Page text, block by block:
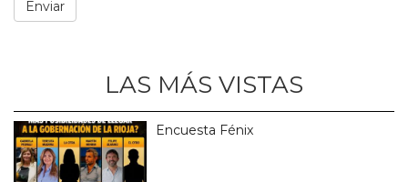
LAS MÁS VISTAS
Encuesta Fénix